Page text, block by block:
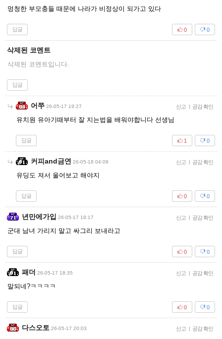
멍청한 부모충들 때문에 나라가 비정상이 되가고 있다
답글 0
0
삭제된 코멘트
삭제된 코멘트입니다.
답글
어쭈 26-05-17 19:27 신고 공감 확인
유치원 유아기때부터 잘 지는법을 배워야합니다 선생님
답글 0
1
커피and금연 26-05-18 04:09 신고 공감 확인
유딩도 져서 울어보고 해야지
답글 0
0
년만에가입 26-05-17 18:17 신고 공감 확인
군대 남녀 가리지 말고 싸그리 보내라고
답글 0
0
패더 26-05-17 18:35 신고 공감 확인
말되네?ㅋㅋㅋㅋ
답글 0
0
다스오토 26-05-17 20:03 신고 공감 확인